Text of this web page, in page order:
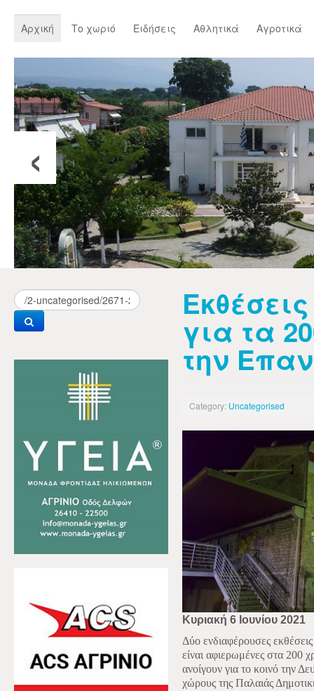
Αρχική Το χωριό Ειδήσεις Αθλητικά Αγροτικά
‹
για τα
την
Category: Uncategorised
Κυριακή 6 Ιουνίου 2021
Δύο ενδιαφέρουσες
είναι αφιερωμένες στα 200
ανοίγουν για το κοινό την
χώρους της Παλαιάς